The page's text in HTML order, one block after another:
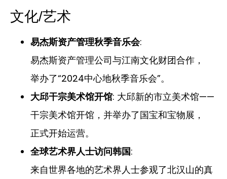
文化/艺术
易杰斯资产管理秋季音乐会:
易杰斯资产管理公司与江南文化财团合作，
举办了“2024中心地秋季音乐会”。
大邱干宗美术馆开馆: 大邱新的市立美术馆——
干宗美术馆开馆，并举办了国宝和宝物展，
正式开始运营。
全球艺术界人士访问韩国 :
来自世界各地的艺术界人士参观了北汉山的真